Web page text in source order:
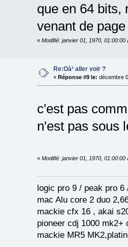
que en 64 bits,
venant de
« Modifié: janvier 01, 1970, 01:00:00
Re:Oà¹ aller voir ?
« Réponse #9 le: décembre
c'est pas
n'est pas sous
« Modifié: janvier 01, 1970, 01:00:00
logic pro 9 / peak pro
mac Alu core 2 duo
mackie cfx 16 , akai
pioneer cdj 1000
mackie MR5